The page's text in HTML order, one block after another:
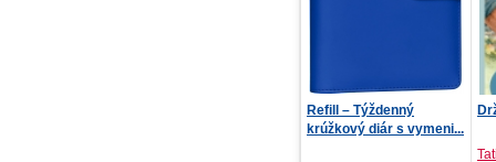
Drž ma, keď svet horí